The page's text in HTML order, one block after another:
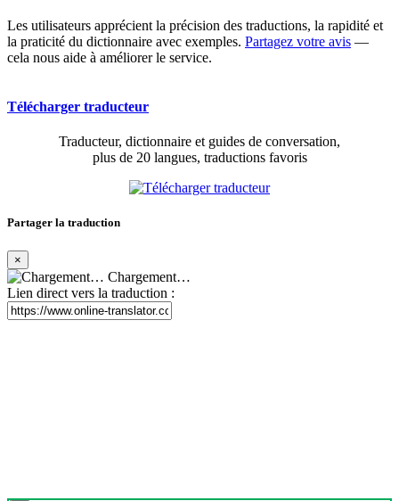
Les utilisateurs apprécient la précision des traductions, la rapidité et
la praticité du dictionnaire avec exemples. Partagez votre avis —
cela nous aide à améliorer le service.
Télécharger traducteur
Traducteur, dictionnaire et guides de conversation,
plus de 20 langues, traductions favoris
Partager la traduction
×
Chargement…
Lien direct vers la traduction :